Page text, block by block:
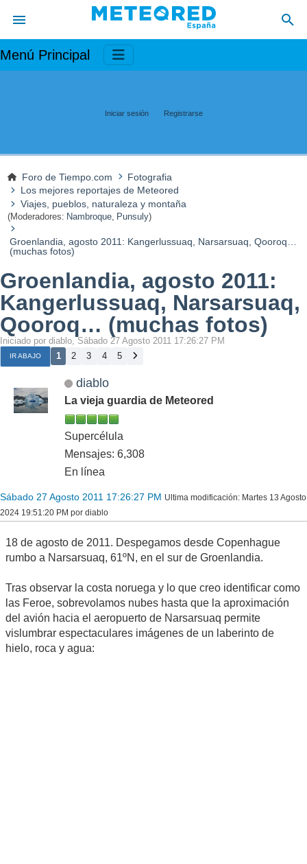
Menú Principal
Iniciar sesión Registrarse
Foro de Tiempo.com
Fotografia
Los mejores reportajes de Meteored
Viajes, pueblos, naturaleza y montaña
(Moderadores: Nambroque, Punsuly)
Groenlandia, agosto 2011: Kangerlussuaq, Narsarsuaq, Qooroq…
(muchas fotos)
Groenlandia, agosto 2011:
Kangerlussuaq, Narsarsuaq,
Qooroq… (muchas fotos)
Iniciado por diablo, Sábado 27 Agosto 2011 17:26:27 PM
IR ABAJO 1 2 3 4 5
diablo
La vieja guardia de Meteored
Supercélula
Mensajes: 6,308
En línea
Sábado 27 Agosto 2011 17:26:27 PM Ultima modificación: Martes 13 Agosto
2024 19:51:20 PM por diablo
18 de agosto de 2011. Despegamos desde Copenhague
rumbo a Narsarsuaq, 61ºN, en el sur de Groenlandia.
Tras observar la costa noruega y lo que creo identificar como
las Feroe, sobrevolamos nubes hasta que la aproximación
del avión hacia el aeropuerto de Narsarsuaq permite
vislumbrar espectaculares imágenes de un laberinto de
hielo, roca y agua: